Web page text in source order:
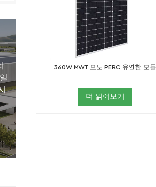
360W MWT 모노 PERC 유연한 모듈
더 읽어보기